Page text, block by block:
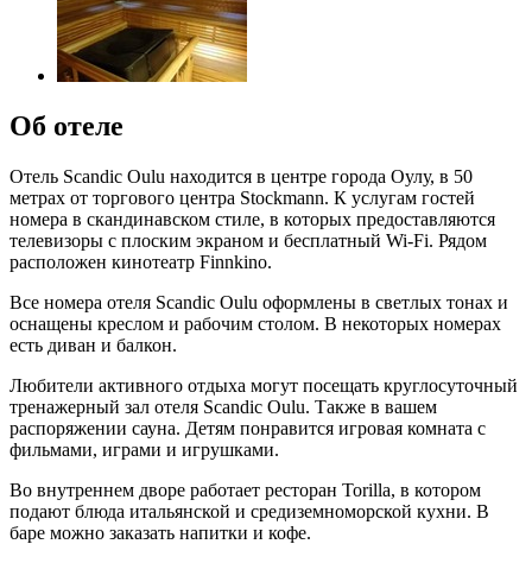
Об отеле
Отель Scandic Oulu находится в центре города Оулу, в 50
метрах от торгового центра Stockmann. К услугам гостей
номера в скандинавском стиле, в которых предоставляются
телевизоры с плоским экраном и бесплатный Wi-Fi. Рядом
расположен кинотеатр Finnkino.
Все номера отеля Scandic Oulu оформлены в светлых тонах и
оснащены креслом и рабочим столом. В некоторых номерах
есть диван и балкон.
Любители активного отдыха могут посещать круглосуточный
тренажерный зал отеля Scandic Oulu. Также в вашем
распоряжении сауна. Детям понравится игровая комната с
фильмами, играми и игрушками.
Во внутреннем дворе работает ресторан Torilla, в котором
подают блюда итальянской и средиземноморской кухни. В
баре можно заказать напитки и кофе.